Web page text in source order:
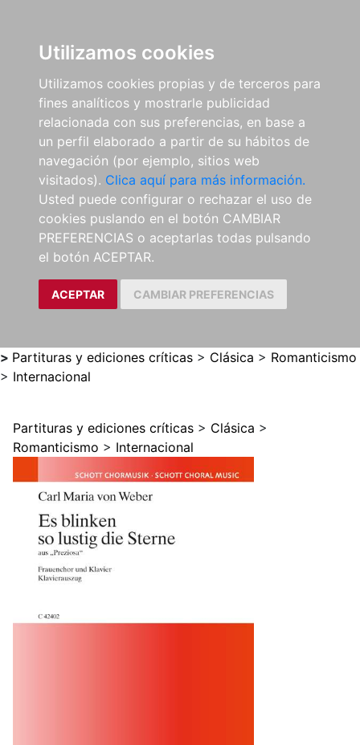
Utilizamos cookies
Utilizamos cookies propias y de terceros para
fines analíticos y mostrarle publicidad
relacionada con sus preferencias, en base a
un perfil elaborado a partir de su hábitos de
navegación (por ejemplo, sitios web
visitados). Clica aquí para más información.
Usted puede configurar o rechazar el uso de
cookies puslando en el botón CAMBIAR
PREFERENCIAS o aceptarlas todas pulsando
el botón ACEPTAR.
ACEPTAR CAMBIAR PREFERENCIAS
> Partituras y ediciones críticas > Clásica > Romanticismo
> Internacional
Partituras y ediciones críticas > Clásica >
Romanticismo > Internacional